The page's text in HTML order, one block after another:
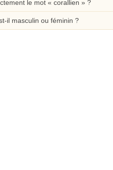
le mot « corallien » ?
il masculin ou féminin ?